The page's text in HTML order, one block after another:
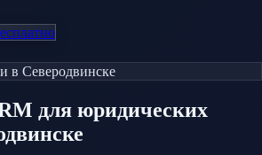
в Северодвинске
для юридических